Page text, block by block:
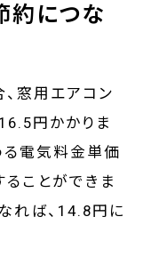
約につな
窓用エアコン
円かかりま
る電気料金単価
ることができま
れば、14.8円に